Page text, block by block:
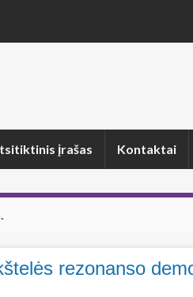
įrašas Kontaktai
rezonanso